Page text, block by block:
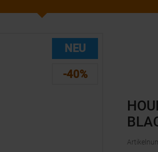
NEU
-40%